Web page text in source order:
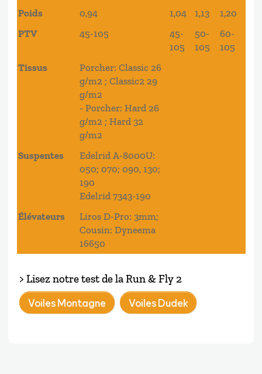
Poids
0,94 1,04 1,13
1,20
PTV
45-105
45-
105
50-
105
60-
105
Tissus
Porcher: Classic 26
g/m2 ; Classic2 29
g/m2
- Porcher: Hard 26
g/m2 ; Hard 32
g/m2
Suspentes
Edelrid A-8000U:
050; 070; 090, 130;
190
Edelrid 7343-190
Élévateurs
Liros D-Pro: 3mm;
Cousin: Dyneema
16650
> Lisez notre test de la Run & Fly 2
Voiles Montagne Voiles Dudek